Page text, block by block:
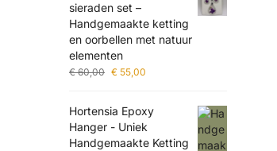
sieraden set –
Handgemaakte ketting
en oorbellen met natuur
elementen
€60,00 € 55,00
Hortensia Epoxy
Hanger - Uniek
Handgemaakte Ketting